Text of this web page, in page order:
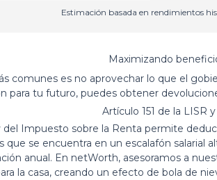
Estimación basada en rendimientos
Maximizando
comunes es no aprovechar lo que el
para tu futuro, puedes obtener
Artículo 151 de la LISR
del Impuesto sobre la Renta permite
que se encuentra en un escalafón salarial
anual. En netWorth, asesoramos a
la casa, creando un efecto de bola de